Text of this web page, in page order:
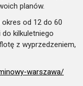
planów.
od 12 do 60
kilkuletniego
z wyprzedzeniem,
warszawa/